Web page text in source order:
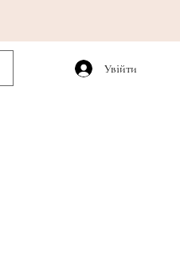
Увійти